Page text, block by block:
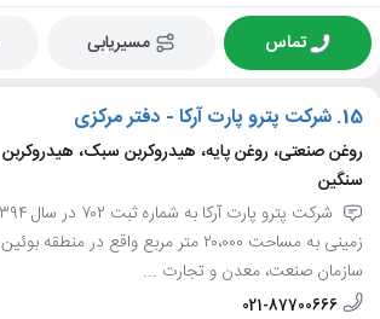
تماس مسیریابی
15. شرکت پترو پارت آرکا - دفتر مرکزی
روغن صنعتی، روغن پایه، هیدروکربن سبک، هیدروکربن
سنگین
زمینی به مساحت ۲۰،۰۰۰ متر مربع واقع در
سازمان صنعت، معدن و تجارت ...
021-87700666